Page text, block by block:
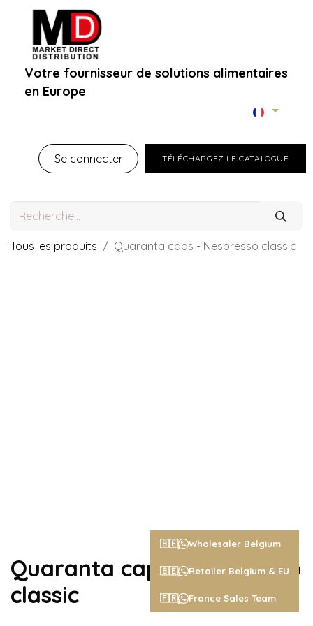
Votre fournisseur de solutions alimentaires
en Europe
Se connecter TÉLÉCHARGEZ LE CATALOGUE
Tous les produits Quaranta caps - Nespresso classic
Quaranta caps - Nespresso
classic
🇧🇪 Wholesaler Belgium
🇧🇪 Retailer Belgium & EU
🇫🇷 France Sales Team